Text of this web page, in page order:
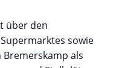
über den
sowie
Bremerskamp als